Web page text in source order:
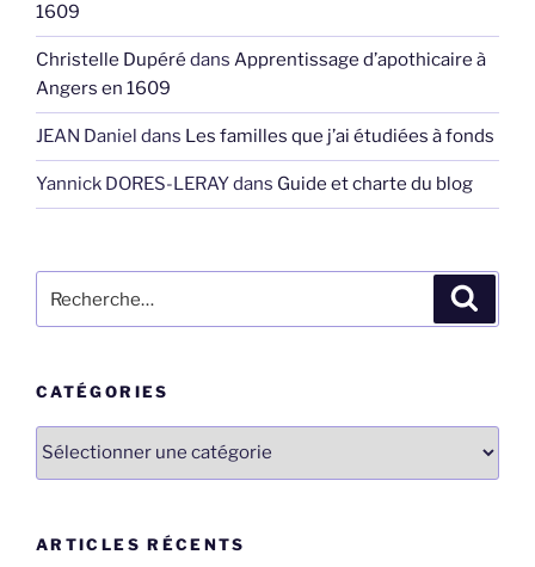
1609
Christelle Dupéré dans Apprentissage d’apothicaire à
Angers en 1609
JEAN Daniel dans Les familles que j’ai étudiées à fonds
Yannick DORES-LERAYdans Guide et charte du blog
pour
CATÉGORIES
Catégories
ARTICLES RÉCENTS